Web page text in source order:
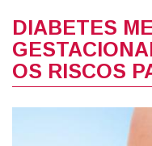
DIABETES
OS RISCOS